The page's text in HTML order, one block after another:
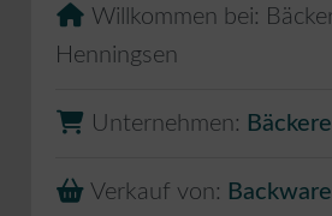
Willkommen bei:
Henningsen
Unternehmen:
Verkauf von: